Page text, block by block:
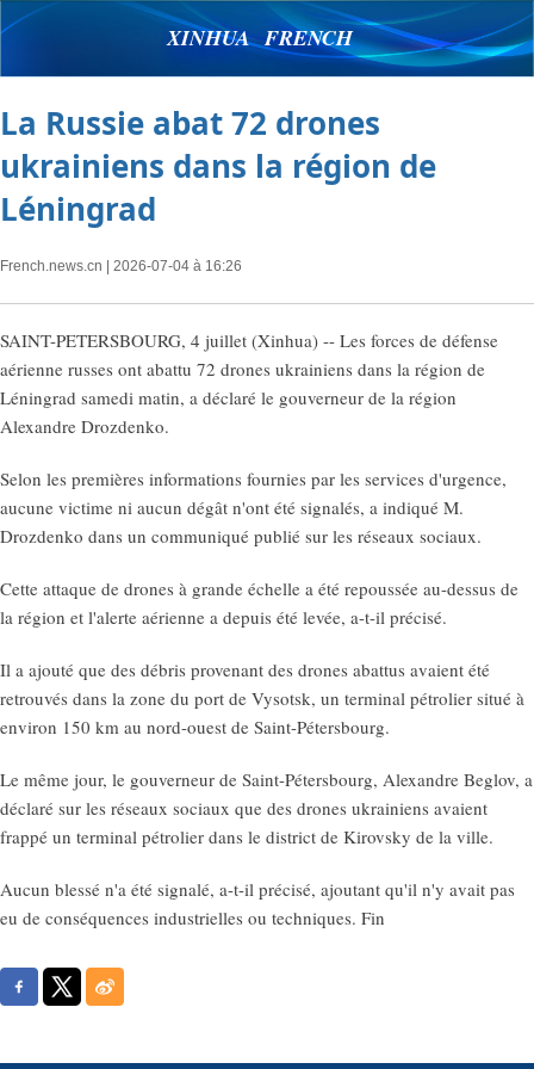
XINHUA FRENCH
La Russie abat 72 drones
ukrainiens dans la région de
Léningrad
French.news.cn | 2026-07-04 à 16:26
SAINT-PETERSBOURG, 4 juillet (Xinhua) -- Les forces de défense
aérienne russes ont abattu 72 drones ukrainiens dans la région de
Léningrad samedi matin, a déclaré le gouverneur de la région
Alexandre Drozdenko.
Selon les premières informations fournies par les services d'urgence,
aucune victime ni aucun dégât n'ont été signalés, a indiqué M.
Drozdenko dans un communiqué publié sur les réseaux sociaux.
Cette attaque de drones à grande échelle a été repoussée au-dessus de
la région et l'alerte aérienne a depuis été levée, a-t-il précisé.
Il a ajouté que des débris provenant des drones abattus avaient été
retrouvés dans la zone du port de Vysotsk, un terminal pétrolier situé à
environ 150 km au nord-ouest de Saint-Pétersbourg.
Le même jour, le gouverneur de Saint-Pétersbourg, Alexandre Beglov, a
déclaré sur les réseaux sociaux que des drones ukrainiens avaient
frappé un terminal pétrolier dans le district de Kirovsky de la ville.
Aucun blessé n'a été signalé, a-t-il précisé, ajoutant qu'il n'y avait pas
eu de conséquences industrielles ou techniques. Fin